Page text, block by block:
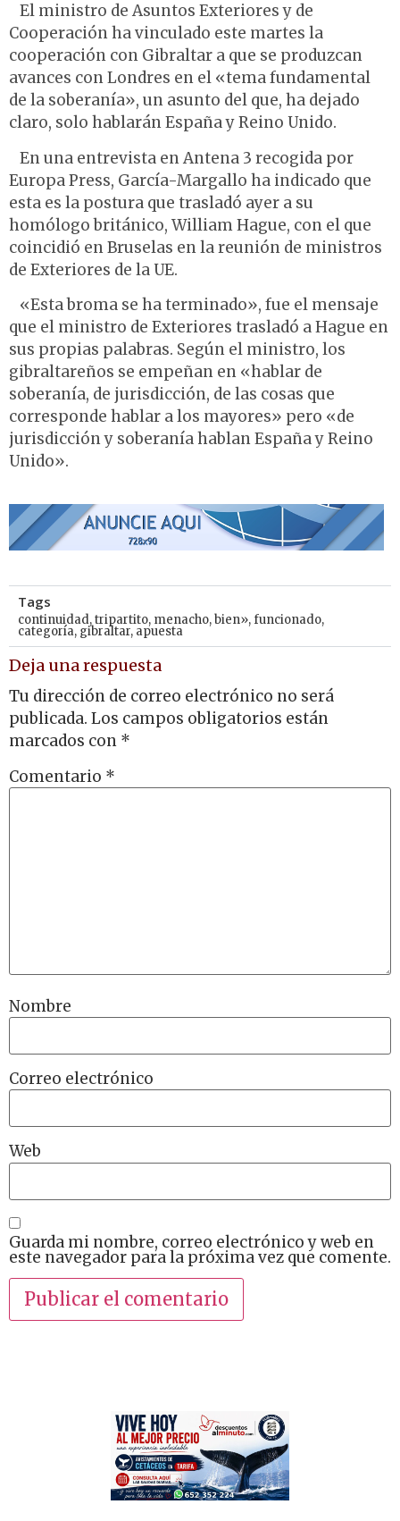
El ministro de Asuntos Exteriores y de
Cooperación ha vinculado este martes la
cooperación con Gibraltar a que se produzcan
avances con Londres en el «tema fundamental
de la soberanía», un asunto del que, ha dejado
claro, solo hablarán España y Reino Unido.
En una entrevista en Antena 3 recogida por
Europa Press, García-Margallo ha indicado que
esta es la postura que trasladó ayer a su
homólogo británico, William Hague, con el que
coincidió en Bruselas en la reunión de ministros
de Exteriores de la UE.
«Esta broma se ha terminado», fue el mensaje
que el ministro de Exteriores trasladó a Hague en
sus propias palabras. Según el ministro, los
gibraltareños se empeñan en «hablar de
soberanía, de jurisdicción, de las cosas que
corresponde hablar a los mayores» pero «de
jurisdicción y soberanía hablan España y Reino
Unido».
Tags
continuidad,tripartito, menacho,bien»,funcionado,
categoría, gibraltar, apuesta
Deja una respuesta
Tu dirección de correo electrónico no será
publicada. Los campos obligatorios están
marcados con *
Comentario *
Nombre
Correo electrónico
Web
Guarda mi nombre, correo electrónico y web en
este navegador para la próxima vez que comente.